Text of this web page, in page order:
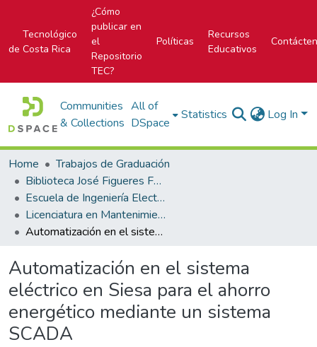
Tecnológico
de Costa Rica
¿Cómo
publicar en
el
Repositorio
TEC?
Políticas
Recursos
Educativos
Communities
& Collections
All of
DSpace
Statistics Log In
Home
Trabajos de Graduación
Biblioteca José Figueres Ferrer
Escuela de Ingeniería Electromecánica
Licenciatura en Mantenimiento Industrial
Automatización en el sistema eléctrico en Siesa para el ahorro energético mediante un sistema SCADA
Automatización en el sistema
eléctrico en Siesa para el ahorro
energético mediante un sistema
SCADA